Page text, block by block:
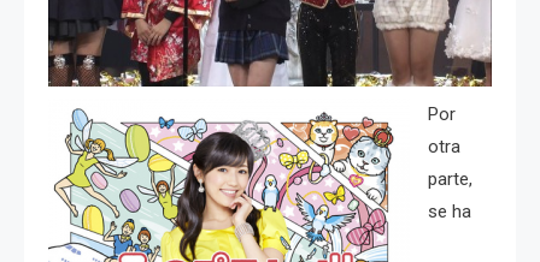
Por
otra
parte,
se ha